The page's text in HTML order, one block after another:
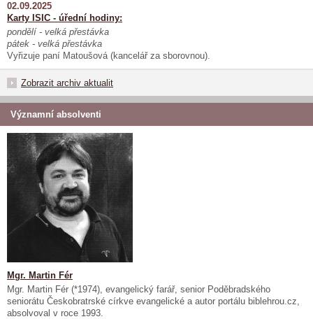
02.09.2025
Karty ISIC - úřední hodiny:
pondělí - velká přestávka
pátek - velká přestávka
Vyřizuje paní Matoušová (kancelář za sborovnou).
Zobrazit archiv aktualit
Významní absolventi
Mgr. Martin Fér
Mgr. Martin Fér (*1974), evangelický farář, senior Poděbradského
seniorátu Českobratrské církve evangelické a autor portálu biblehrou.cz,
absolvoval v roce 1993.